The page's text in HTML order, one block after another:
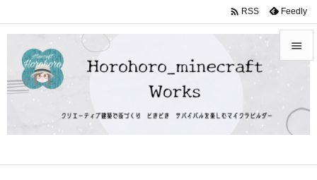


サイド
前へ
 RSS Feedly